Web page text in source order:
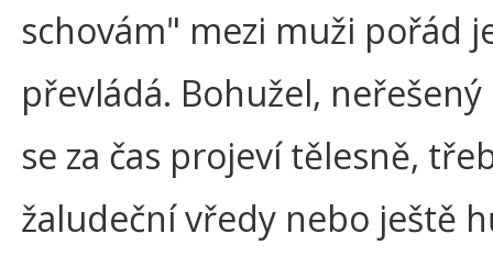
schovám" mezi muži pořád
převládá. Bohužel,
se za čas projeví tělesně,
žaludeční vředy nebo ještě